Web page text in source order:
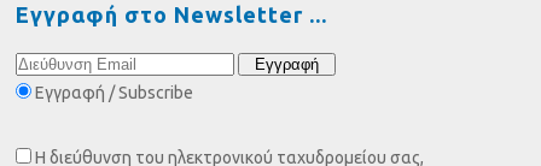
Εγγραφή στο Newsletter
Εγγραφή / Subscribe
Η διεύθυνση του ηλεκτρονικού ταχυδρομείου σας,